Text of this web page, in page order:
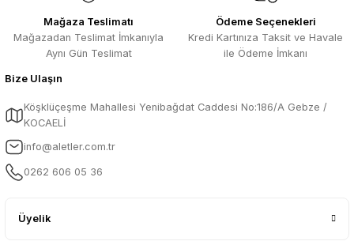
Mağaza Teslimatı
Mağazadan Teslimat İmkanıyla
Aynı Gün Teslimat
Ödeme Seçenekleri
Kredi Kartınıza Taksit ve Havale
ile Ödeme İmkanı
Bize Ulaşın
Köşklüçeşme Mahallesi Yenibağdat Caddesi No:186/A Gebze /
KOCAELİ
info@aletler.com.tr
0262 606 05 36
Üyelik